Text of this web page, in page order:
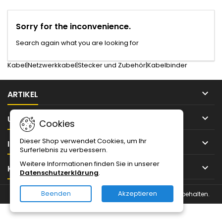
Sorry for the inconvenience.
Search again what you are looking for
Kabel|Netzwerkkabel|Stecker und Zubehör|Kabelbinder
ARTIKEL 
UNTERNEHMEN 
IHR KONTO 
KONTAKT 
Cookies
Dieser Shop verwendet Cookies, um Ihr
Surferlebnis zu verbessern.
Weitere Informationen finden Sie in unserer
Datenschutzerklärung.
Beenden Akzeptieren
© Urheberrecht 2026 Magnin Solutions IT. Alle Rechte vorbehalten.